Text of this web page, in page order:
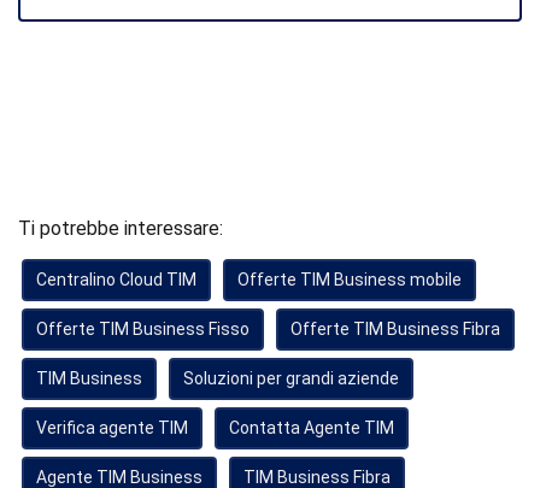
Ti potrebbe interessare:
Centralino Cloud TIM Offerte TIM Business mobile
Offerte TIM Business Fisso Offerte TIM Business Fibra
TIM Business Soluzioni per grandi aziende
Verifica agente TIM Contatta Agente TIM
Agente TIM Business TIM Business Fibra